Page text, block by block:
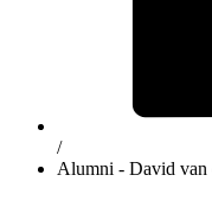
/
Alumni - David van